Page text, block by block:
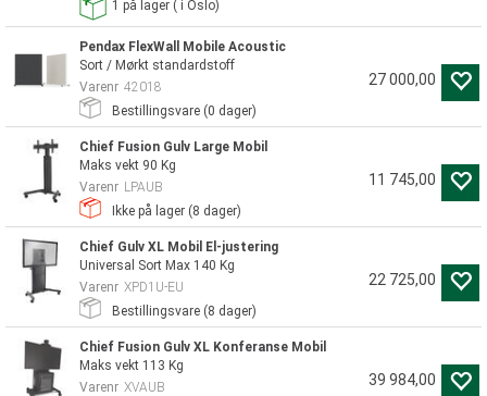
1 på lager ( i Oslo)
Pendax FlexWall Mobile Acoustic
Sort / Mørkt standardstoff
Varenr 42018
Bestillingsvare (0 dager)
27 000,00
Chief Fusion Gulv Large Mobil
Maks vekt 90 Kg
Varenr LPAUB
Ikke på lager (8 dager)
11 745,00
Chief Gulv XL Mobil El-justering
Universal Sort Max 140 Kg
Varenr XPD1U-EU
Bestillingsvare (8 dager)
22 725,00
Chief Fusion Gulv XL Konferanse Mobil
Maks vekt 113 Kg
Varenr XVAUB
39 984,00